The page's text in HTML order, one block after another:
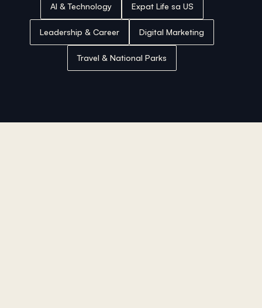
AI & Technology Expat Life sa US
Leadership & Career Digital Marketing
Travel & National Parks